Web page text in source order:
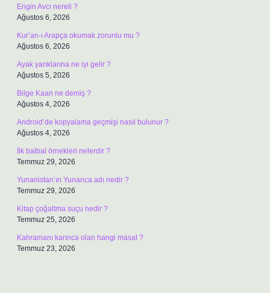
Engin Avcı nereli ?
Ağustos 6, 2026
Kur’an-ı Arapça okumak zorunlu mu ?
Ağustos 6, 2026
Ayak yarıklarına ne iyi gelir ?
Ağustos 5, 2026
Bilge Kaan ne demiş ?
Ağustos 4, 2026
Android’de kopyalama geçmişi nasıl bulunur ?
Ağustos 4, 2026
İlk balbal örnekleri nelerdir ?
Temmuz 29, 2026
Yunanistan’ın Yunanca adı nedir ?
Temmuz 29, 2026
Kitap çoğaltma suçu nedir ?
Temmuz 25, 2026
Kahramanı karınca olan hangi masal ?
Temmuz 23, 2026